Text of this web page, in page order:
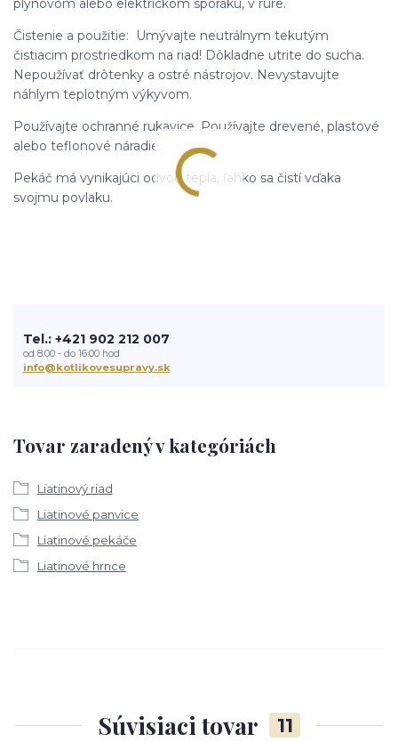
plynovom alebo elektrickom sporáku, v rúre.
Čistenie a použitie: Umývajte neutrálnym tekutým
čistiacim prostriedkom na riad! Dôkladne utrite do sucha.
Nepoužívať drôtenky a ostré nástrojov. Nevystavujte
náhlym teplotným výkyvom.
Používajte ochranné rukavice. Používajte drevené, plastové
alebo teflonové náradie.
Pekáč má vynikajúci odvod tepla, ľahko sa čistí vďaka
svojmu povlaku.
Tovar zaradený v kategóriách
Liatinový riad
Liatinové panvice
Liatinové pekáče
Liatinové hrnce
Tel.: +421 902 212 007
od 8:00 - do 16:00 hod
info@kotlikovesupravy.sk
Súvisiaci tovar 11